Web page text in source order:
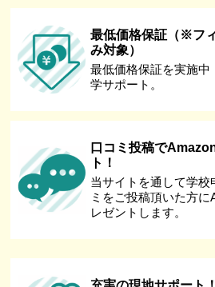
最低価格保証（※フ
み対象）
最低価格保証を実施中
学サポート。
口コミ投稿で
ト！
当サイトを通して学校
ミをご投稿頂いた方
レゼントします。